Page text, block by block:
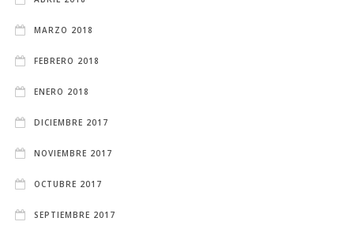
MARZO 2018
FEBRERO 2018
ENERO 2018
DICIEMBRE 2017
NOVIEMBRE 2017
OCTUBRE 2017
SEPTIEMBRE 2017